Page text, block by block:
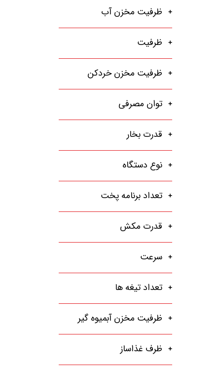
ظرفیت مخزن آب
ظرفیت
ظرفیت مخزن خردکن
توان مصرفی
قدرت بخار
نوع دستگاه
تعداد برنامه پخت
قدرت مکش
سرعت
تعداد تیغه ها
ظرفیت مخزن آبمیوه گیر
ظرف غذاساز